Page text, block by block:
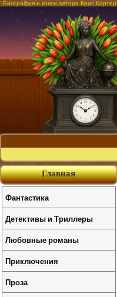
Биография и книги автора Крис Картер
Главная
Фантастика
Детективы и Триллеры
Любовные романы
Приключения
Проза